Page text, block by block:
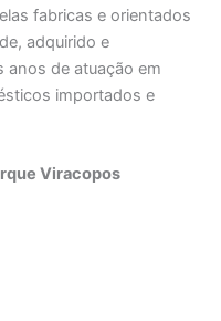
fabricas e orientados
adquirido e
anos de atuação em
importados e
Viracopos